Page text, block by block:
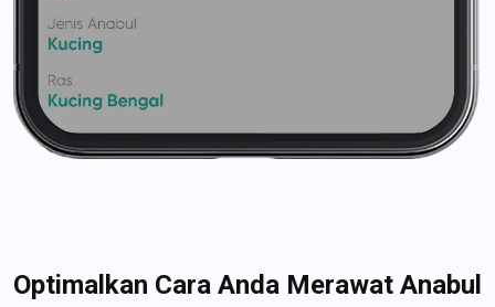
Optimalkan Cara Anda Merawat Anabul